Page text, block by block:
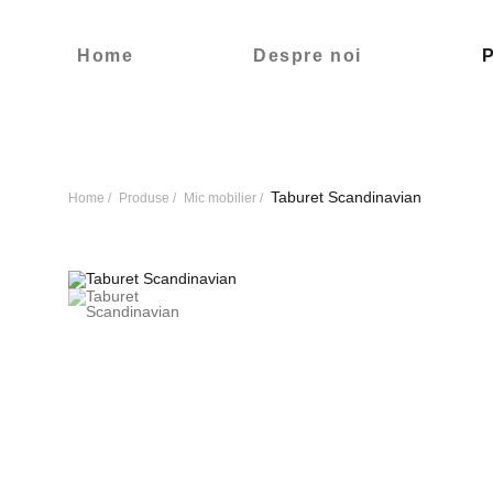
Home Despre noi
Home Produse Mic mobilier Taburet Scandinavian